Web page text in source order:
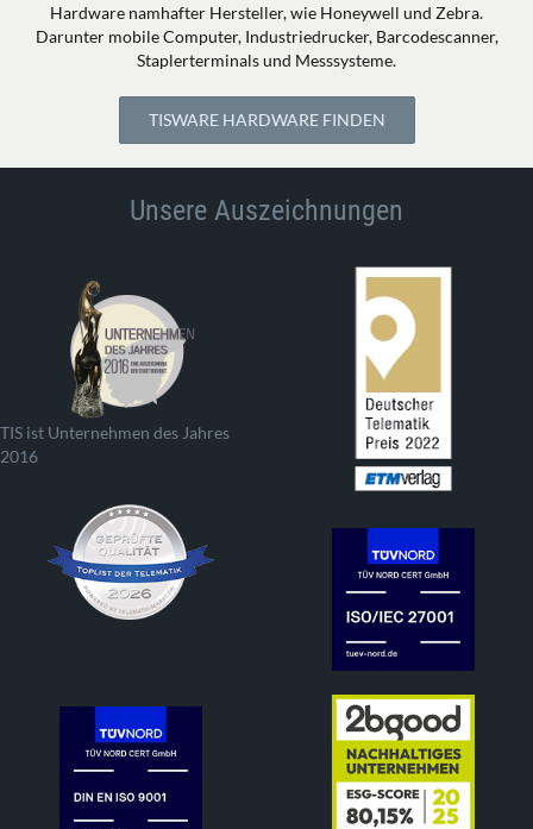
Hardware namhafter Hersteller, wie Honeywell und Zebra.
Darunter mobile Computer, Industriedrucker, Barcodescanner,
Staplerterminals und Messsysteme.
TISWARE HARDWARE FINDEN
Unsere Auszeichnungen
TIS ist Unternehmen des Jahres
2016